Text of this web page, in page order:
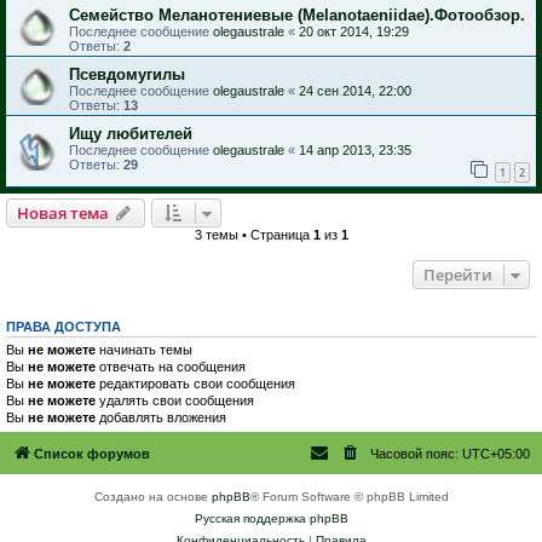
Семейство Меланотениевые (Melanotaeniidae).Фотообзор.
Последнее сообщение olegaustrale « 20 окт 2014, 19:29
Ответы: 2
Псевдомугилы
Последнее сообщение olegaustrale « 24 сен 2014, 22:00
Ответы: 13
Ищу любителей
Последнее сообщение olegaustrale « 14 апр 2013, 23:35
Ответы: 29 1 2
Новая тема
3 темы • Страница 1из 1
Перейти
ПРАВА ДОСТУПА
Вы не можете начинать темы
Вы не можете отвечать на сообщения
Вы не можете редактировать свои сообщения
Вы не можете удалять свои сообщения
Вы не можете добавлять вложения
Список форумов Часовой пояс: UTC+05:00
Создано на основе phpBB® Forum Software © phpBB Limited
Русская поддержка phpBB